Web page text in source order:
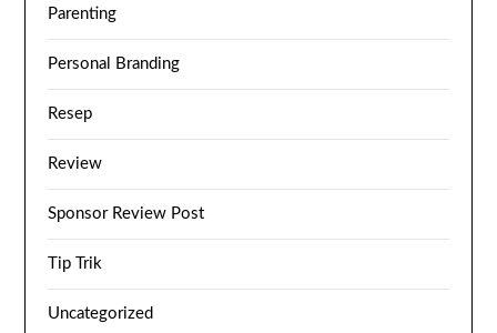
Parenting
Personal Branding
Resep
Review
Sponsor Review Post
Tip Trik
Uncategorized